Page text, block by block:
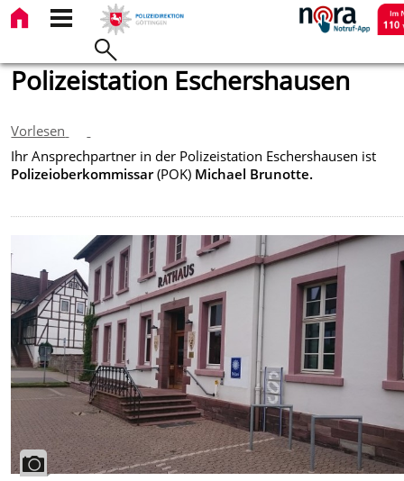
Polizeistation Eschershausen
Vorlesen
Ihr Ansprechpartner in der Polizeistation Eschershausen ist
Polizeioberkommissar(POK) Michael Brunotte.